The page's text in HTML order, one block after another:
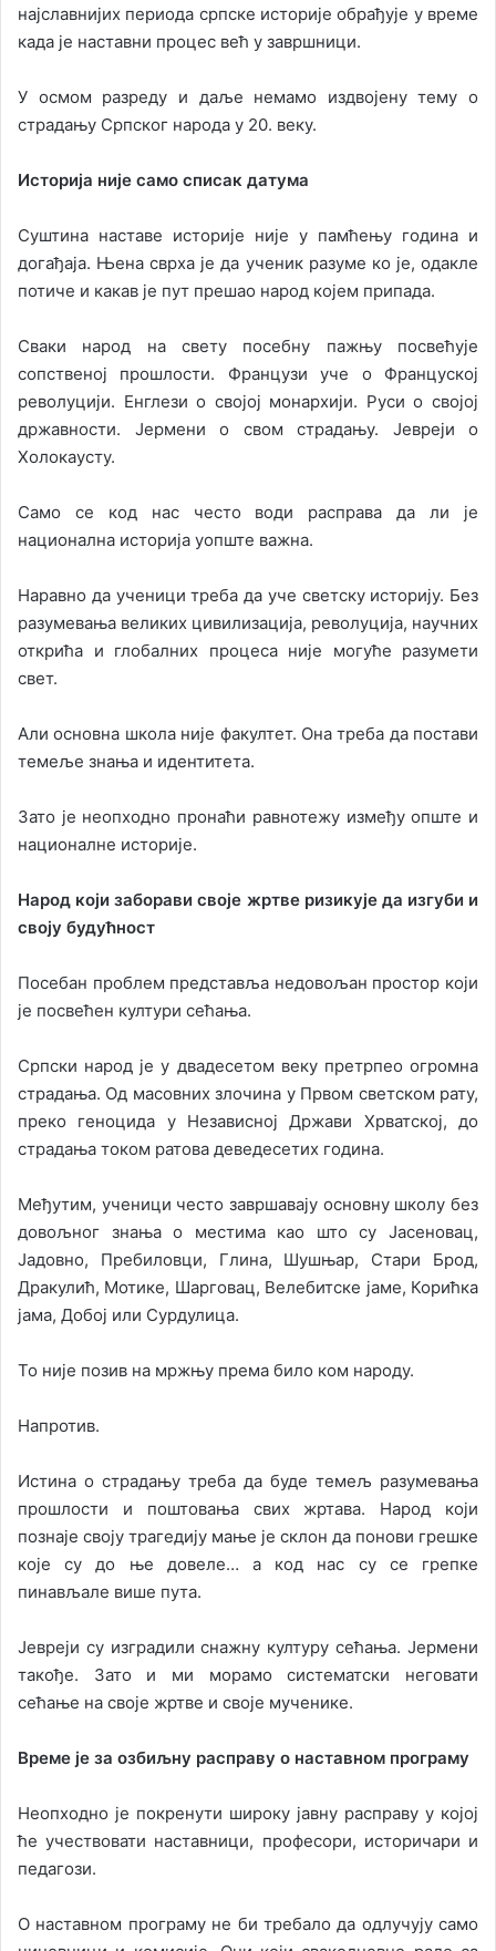
најславнијих периода српске историје обрађује у време
када је наставни процес већ у завршници.
У осмом разреду и даље немамо издвојену тему о
страдању Српског народа у 20. веку.
Историја није само списак датума
Суштина наставе историје није у памћењу година и
догађаја. Њена сврха је да ученик разуме ко је, одакле
потиче и какав је пут прешао народ којем припада.
Сваки народ на свету посебну пажњу посвећује
сопственој прошлости. Французи уче о Француској
револуцији. Енглези о својој монархији. Руси о својој
државности. Јермени о свом страдању. Јевреји о
Холокаусту.
Само се код нас често води расправа да ли је
национална историја уопште важна.
Наравно да ученици треба да уче светску историју. Без
разумевања великих цивилизација, револуција, научних
открића и глобалних процеса није могуће разумети
свет.
Али основна школа није факултет. Она треба да постави
темеље знања и идентитета.
Зато је неопходно пронаћи равнотежу између опште и
националне историје.
Народ који заборави своје жртве ризикује да изгуби и
своју будућност
Посебан проблем представља недовољан простор који
је посвећен култури сећања.
Српски народ је у двадесетом веку претрпео огромна
страдања. Од масовних злочина у Првом светском рату,
преко геноцида у Независној Држави Хрватској, до
страдања током ратова деведесетих година.
Међутим, ученици често завршавају основну школу без
довољног знања о местима као што су Јасеновац,
Јадовно, Пребиловци, Глина, Шушњар, Стари Брод,
Дракулић, Мотике, Шарговац, Велебитске јаме, Корићка
јама, Добој или Сурдулица.
То није позив на мржњу према било ком народу.
Напротив.
Истина о страдању треба да буде темељ разумевања
прошлости и поштовања свих жртава. Народ који
познаје своју трагедију мање је склон да понови грешке
које су до ње довеле… а код нас су се грепке
пинављале више пута.
Јевреји су изградили снажну културу сећања. Јермени
такође. Зато и ми морамо систематски неговати
сећање на своје жртве и своје мученике.
Време је за озбиљну расправу о наставном програму
Неопходно је покренути широку јавну расправу у којој
ће учествовати наставници, професори, историчари и
педагози.
О наставном програму не би требало да одлучују само